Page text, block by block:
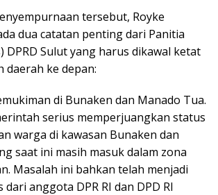
tersebut, Royke
dua catatan penting dari Panitia
DPRD Sulut yang harus dikawal ketat
daerah ke depan:
di Bunaken dan Manado Tua.
serius memperjuangkan status
warga di kawasan Bunaken dan
saat ini masih masuk dalam zona
Masalah ini bahkan telah menjadi
anggota DPR RI dan DPD RI